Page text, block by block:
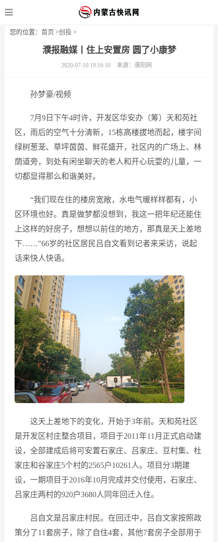
您的位置： 首页 >创投 >
濮报融媒丨住上安置房 圆了小康梦
2020-07-10 19:16:10 来源：濮阳网
孙梦豪/视频
7月9日下午4时许，开发区华安办（筹）天和苑社
区，雨后的空气十分清新，15栋高楼拔地而起，楼宇间
绿树葱茏、草坪茵茵、鲜花盛开，社区内的广场上、林
荫道旁，到处有闲坐聊天的老人和开心玩耍的儿童，一
切都显得那么和谐美好。
“我们现在住的楼房宽敞，水电气暖样样都有，小
区环境也好。真是做梦都没想到，我这一把年纪还能住
上这样的好房子，想想以前住的地方，那真是天上差地
下……”66岁的社区居民吕自文看到记者来采访，说起
话来快人快语。
这天上差地下的变化，开始于3年前。天和苑社区
是开发区村庄整合项目，项目于2011年11月正式启动建
设，全部建成后将可安置石家庄、吕家庄、豆村集、杜
家庄和谷家庄5个村的2565户10261人。项目分3期建
设，一期项目于2016年10月完成并交付使用，石家庄、
吕家庄两村的920户3680人同年回迁入住。
吕自文是吕家庄村民。在回迁中，吕自文家按照政
策分了11套房子，除了自住4套，其他7套房子全部用于